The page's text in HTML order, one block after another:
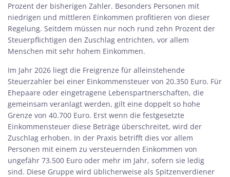
Prozent der bisherigen Zahler. Besonders Personen mit
niedrigen und mittleren Einkommen profitieren von dieser
Regelung. Seitdem müssen nur noch rund zehn Prozent der
Steuerpflichtigen den Zuschlag entrichten, vor allem
Menschen mit sehr hohem Einkommen.
Im Jahr 2026 liegt die Freigrenze für alleinstehende
Steuerzahler bei einer Einkommensteuer von 20.350 Euro. Für
Ehepaare oder eingetragene Lebenspartnerschaften, die
gemeinsam veranlagt werden, gilt eine doppelt so hohe
Grenze von 40.700 Euro. Erst wenn die festgesetzte
Einkommensteuer diese Beträge überschreitet, wird der
Zuschlag erhoben. In der Praxis betrifft dies vor allem
Personen mit einem zu versteuernden Einkommen von
ungefähr 73.500 Euro oder mehr im Jahr, sofern sie ledig
sind. Diese Gruppe wird üblicherweise als Spitzenverdiener